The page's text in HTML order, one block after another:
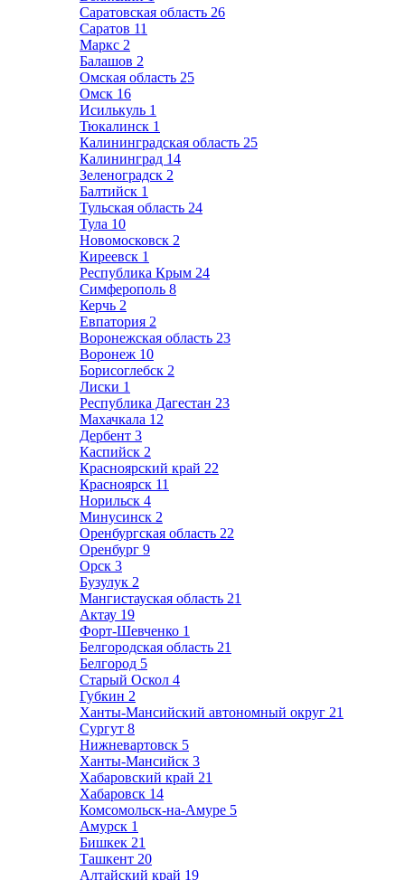
Саратовская область 26
Саратов 11
Маркс 2
Балашов 2
Омская область 25
Омск 16
Исилькуль 1
Тюкалинск 1
Калининградская область 25
Калининград 14
Зеленоградск 2
Балтийск 1
Тульская область 24
Тула 10
Новомосковск 2
Киреевск 1
Республика Крым 24
Симферополь 8
Керчь 2
Евпатория 2
Воронежская область 23
Воронеж 10
Борисоглебск 2
Лиски 1
Республика Дагестан 23
Махачкала 12
Дербент 3
Каспийск 2
Красноярский край 22
Красноярск 11
Норильск 4
Минусинск 2
Оренбургская область 22
Оренбург 9
Орск 3
Бузулук 2
Мангистауская область 21
Актау 19
Форт-Шевченко 1
Белгородская область 21
Белгород 5
Старый Оскол 4
Губкин 2
Ханты-Мансийский автономный округ 21
Сургут 8
Нижневартовск 5
Ханты-Мансийск 3
Хабаровский край 21
Хабаровск 14
Комсомольск-на-Амуре 5
Амурск 1
Бишкек 21
Ташкент 20
Алтайский край 19